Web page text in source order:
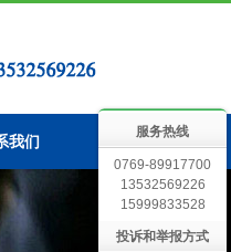
我们
服务热线
0769-89917700
13532569226
15999833528
投诉和举报方式